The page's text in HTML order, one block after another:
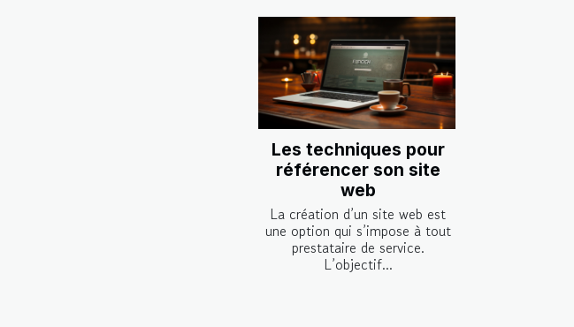
Les techniques pour
référencer son site
web
La création d’un site web est
une option qui s’impose à tout
prestataire de service.
L’objectif...